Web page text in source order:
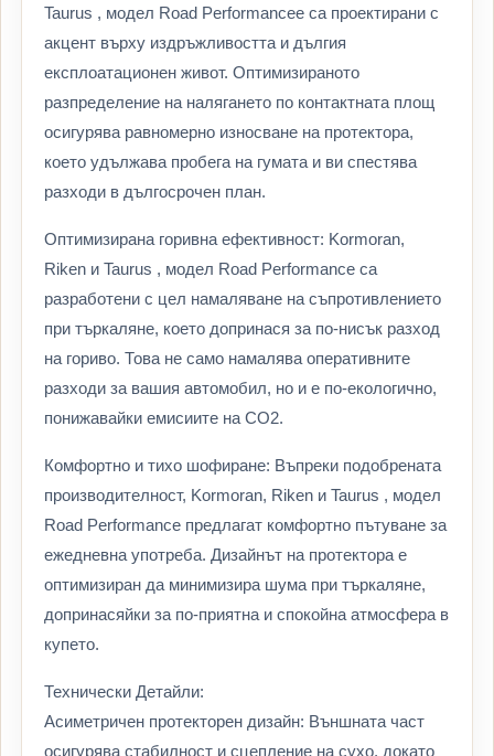
Taurus , модел Road Performancee са проектирани с
акцент върху издръжливостта и дългия
експлоатационен живот. Оптимизираното
разпределение на налягането по контактната площ
осигурява равномерно износване на протектора,
което удължава пробега на гумата и ви спестява
разходи в дългосрочен план.
Оптимизирана горивна ефективност: Kormoran,
Riken и Taurus , модел Road Performance са
разработени с цел намаляване на съпротивлението
при търкаляне, което допринася за по-нисък разход
на гориво. Това не само намалява оперативните
разходи за вашия автомобил, но и е по-екологично,
понижавайки емисиите на CO2.
Комфортно и тихо шофиране: Въпреки подобрената
производителност, Kormoran, Riken и Taurus , модел
Road Performance предлагат комфортно пътуване за
ежедневна употреба. Дизайнът на протектора е
оптимизиран да минимизира шума при търкаляне,
допринасяйки за по-приятна и спокойна атмосфера в
купето.
Технически Детайли:
Асиметричен протекторен дизайн: Външната част
осигурява стабилност и сцепление на сухо, докато